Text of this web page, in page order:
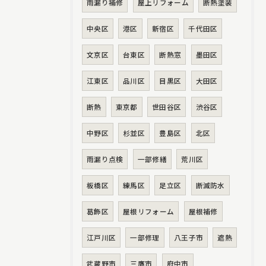
雨漏り補修 屋上リフォーム 断熱塗装
中央区 港区 新宿区 千代田区
文京区 台東区 断熱窓 墨田区
江東区 品川区 目黒区 大田区
断熱 東京都 世田谷区 渋谷区
中野区 杉並区 豊島区 北区
雨漏り点検 一部修繕 荒川区
板橋区 練馬区 足立区 断滅防水
葛飾区 屋根リフォーム 屋根補修
江戸川区 一部修理 八王子市 遮熱
武蔵野市 三鷹市 府中市